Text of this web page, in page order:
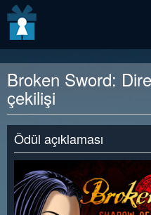
Broken Sword:
çekilişi
Ödül açıklaması